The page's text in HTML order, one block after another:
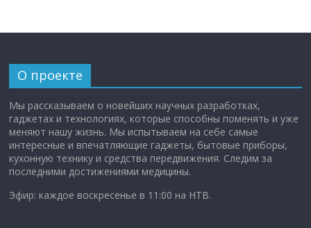
О проекте
Мы рассказываем о новейших научных разработках,
гаджетах и технологиях, которые способны поменять и уже
меняют нашу жизнь. Мы испытываем на себе самые
интересные и впечатляющие гаджеты, бытовые приборы,
кухонную технику и средства передвижения. Следим за
последними достижениями медицины.
Эфир: каждое воскресенье в 11:00 на НТВ.